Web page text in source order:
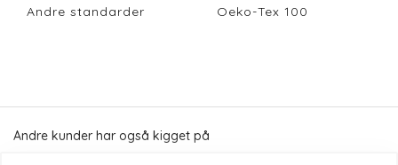
Andre standarder
Oeko-Tex 100
Andre kunder har også kigget på